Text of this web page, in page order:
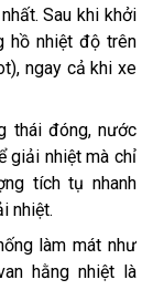
Sau khi khởi
hồ nhiệt độ trên
ngay cả khi xe
thái đóng, nước
giải nhiệt mà chỉ
tích tụ nhanh
nhiệt.
làm mát như
hằng nhiệt là